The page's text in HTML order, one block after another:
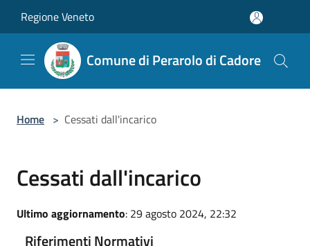
Regione Veneto
Comune di Perarolo di Cadore
Home > Cessati dall'incarico
Cessati dall'incarico
Ultimo aggiornamento: 29 agosto 2024, 22:32
Riferimenti Normativi